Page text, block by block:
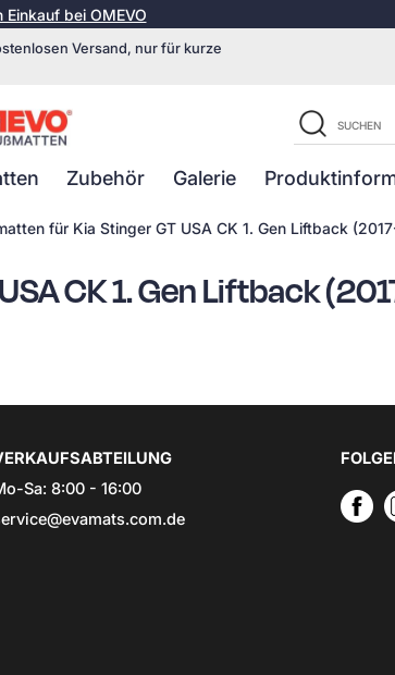
bei OMEVO
Versand, nur für kurze
Zubehör Galerie
für Kia Stinger GT USA CK 1. Gen Liftback
CK 1. Gen Liftback
Sa: 8:00 - 16:00